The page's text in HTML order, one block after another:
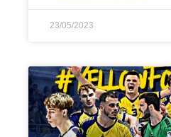
23/05/2023